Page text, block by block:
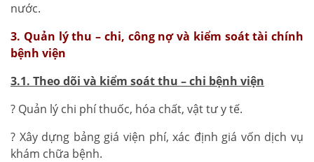
nước.
3. Quản lý thu – chi, công nợ và kiểm soát tài chính
bệnh viện
3.1. Theo dõi và kiểm soát thu – chi bệnh viện
? Quản lý chi phí thuốc, hóa chất, vật tư y tế.
? Xây dựng bảng giá viện phí, xác định giá vốn dịch vụ
khám chữa bệnh.